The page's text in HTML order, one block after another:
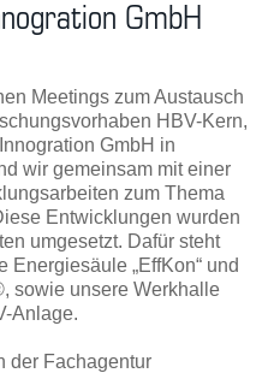
GmbH
Meetings zum Austausch
HBV-Kern,
GmbH in
wir gemeinsam mit einer
zum Thema
Entwicklungen wurden
umgesetzt. Dafür steht
„EffKon“ und
sowie unsere Werkhalle
Anlage.
der Fachagentur